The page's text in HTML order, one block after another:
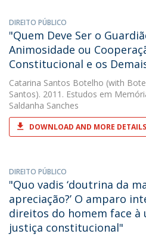
DIREITO PÚBLICO
"Quem Deve Ser o
Animosidade ou
Constitucional e os
Catarina Santos Botelho (with
Santos). 2011. Estudos em
Saldanha Sanches
DOWNLOAD AND MORE DETAILS
DIREITO PÚBLICO
"Quo vadis ‘doutrina da
apreciação?’ O amparo
direitos do homem face à
justiça constitucional"